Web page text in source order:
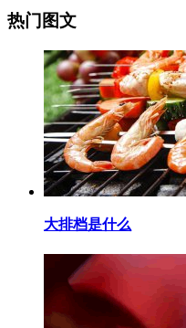
热门图文
​大排档是什么